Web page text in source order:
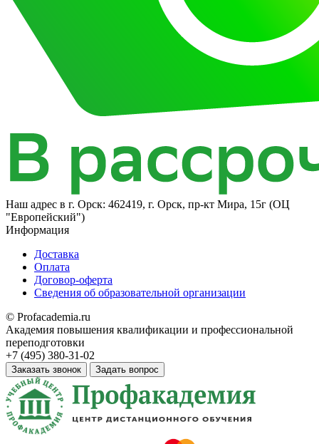
Наш адрес в г. Орск: 462419, г. Орск, пр-кт Мира, 15г (ОЦ
"Европейский")
Информация
Доставка
Оплата
Договор-оферта
Сведения об образовательной организации
© Profacademia.ru
Академия повышения квалификации и профессиональной
переподготовки
+7 (495) 380-31-02
Заказать звонок Задать вопрос